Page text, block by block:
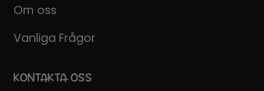
Om oss
Vanliga Frågor
KONTAKTA OSS